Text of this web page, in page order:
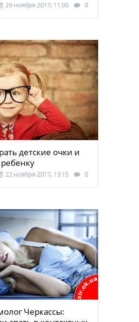
29 ноября 2017, 11:00 0
детские очки и
22 ноября 2017, 13:15 0
Черкассы: